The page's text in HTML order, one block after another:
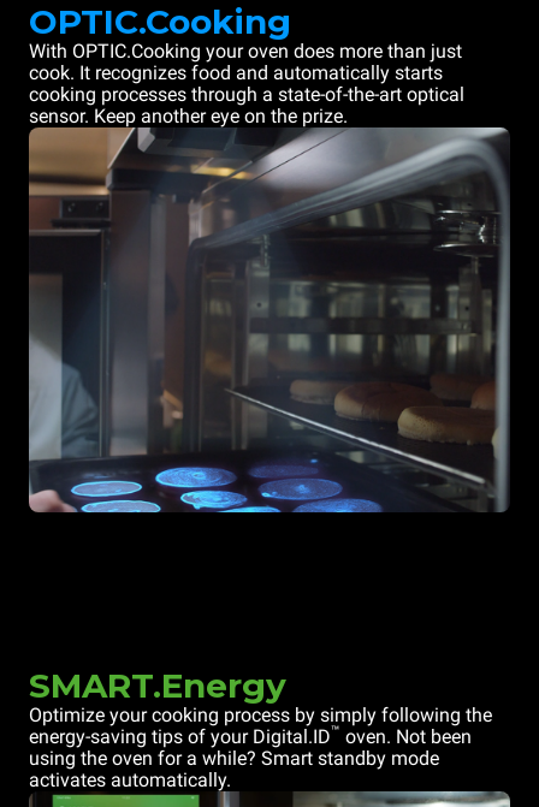
OPTIC.Cooking
With OPTIC.Cooking your oven does more than just
cook. It recognizes food and automatically starts
cooking processes through a state-of-the-art optical
sensor. Keep another eye on the prize.
SMART.Energy
Optimize your cooking process by simply following the
energy-saving tips of your Digital.ID™ oven. Not been
using the oven for a while? Smart standby mode
activates automatically.